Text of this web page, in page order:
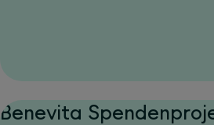
Benevita